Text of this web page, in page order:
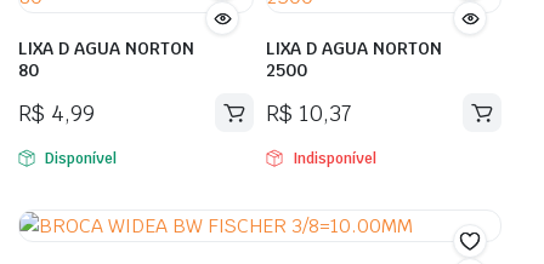
LIXA D AGUA NORTON
80
R$ 4,99
Disponível
LIXA D AGUA NORTON
2500
R$ 10,37
Indisponível